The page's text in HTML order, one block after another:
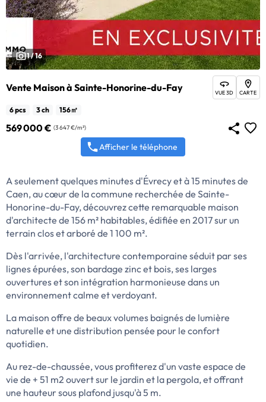
1 / 16
Vente Maison à Sainte-Honorine-du-Fay VUE 3D CARTE
6 pcs 3 ch 156㎡
569 000 € (3 647 €/m²)
Afficher le téléphone
A seulement quelques minutes d'Évrecy et à 15 minutes de
Caen, au cœur de la commune recherchée de Sainte-
Honorine-du-Fay, découvrez cette remarquable maison
d'architecte de 156 m² habitables, édifiée en 2017 sur un
terrain clos et arboré de 1 100 m².
Dès l'arrivée, l'architecture contemporaine séduit par ses
lignes épurées, son bardage zinc et bois, ses larges
ouvertures et son intégration harmonieuse dans un
environnement calme et verdoyant.
La maison offre de beaux volumes baignés de lumière
naturelle et une distribution pensée pour le confort
quotidien.
Au rez-de-chaussée, vous profiterez d'un vaste espace de
vie de + 51 m2 ouvert sur le jardin et la pergola, et offrant
une hauteur sous plafond jusqu'à 5 m.